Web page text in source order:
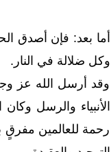
أما بعد: فإن أصدق
وكل ضلالة في النار.
وقد أرسل الله عز
الأنبياء والرسل
رحمة للعالمين مفرقٍ